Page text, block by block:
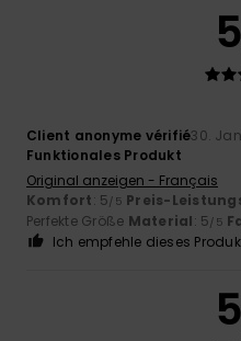
5
Client anonyme vérifié30.
Funktionales Produkt
Original anzeigen - Français
Komfort: 5/5 Preis-
Perfekte Größe Material: 5/5
Ich empfehle dieses
5